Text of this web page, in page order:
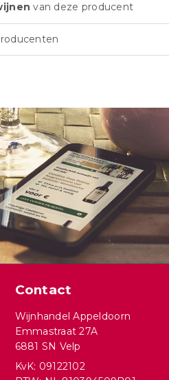
van deze producent
Contact
Wijnhandel Appeldoorn
Emmastraat 27A
6881 SN Velp
KvK: 09122102